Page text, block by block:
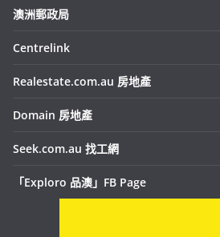
澳洲郵政局
Centrelink
Realestate.com.au 房地產
Domain 房地產
Seek.com.au 找工網
「Exploro 品澳」FB Page